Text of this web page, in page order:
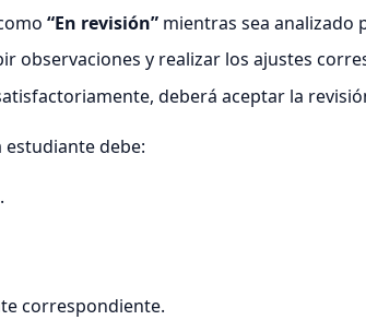
“En revisión” mientras sea analizado
observaciones y realizar los ajustes
deberá aceptar la
debe:
correspondiente.